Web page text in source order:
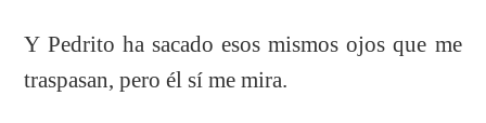
Y Pedrito ha sacado esos mismos ojos que me
traspasan, pero él sí me mira.